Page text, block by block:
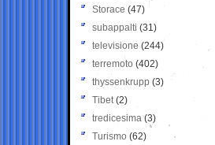
Storace (47)
subappalti (31)
televisione(244)
terremoto (402)
thyssenkrupp (3)
Tibet(2)
tredicesima (3)
Turismo (62)